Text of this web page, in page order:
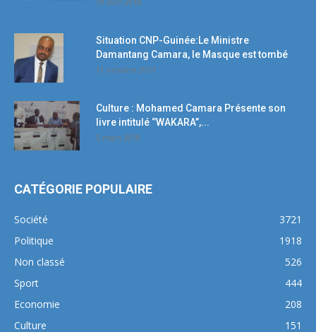
Situation CNP-Guinée:Le Ministre
Damantang Camara, le Masque est tombé
11 octobre 2017
Culture : Mohamed Camara Présente son
livre intitulé ‘’WAKARA’’,...
5 mars 2018
CATÉGORIE POPULAIRE
Société
3721
Politique
1918
Non classé
526
Sport
444
Economie
208
Culture
151